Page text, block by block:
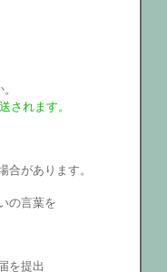
されます。
があります。
の言葉を
を提出